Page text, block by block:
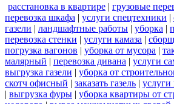
расстановка в квартире | грузовые
перевозка шкафа | услуги спецтехники |
газели | ландшафтные работы | уборка |
перевозка стенки | услуги камаза |
погрузка вагонов | уборка от мусора |
малярный | перевозка дивана | услуги
выгрузка газели | уборка от
скотч офисный | заказать газель | услуги
| выгрузка фуры | уборка квартиры от